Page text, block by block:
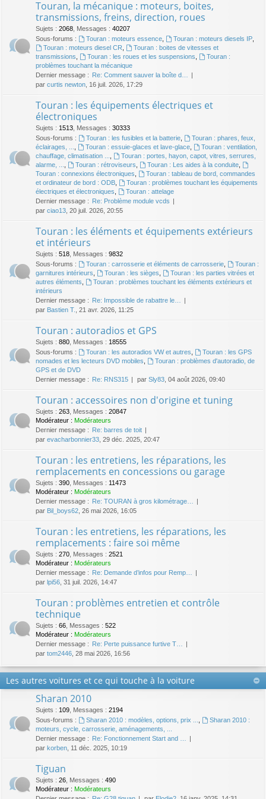
Touran, la mécanique : moteurs, boites,
transmissions, freins, direction, roues
Sujets : 2068 Messages : 40207
Sous-forums :
Touran : moteurs essence, Touran : moteurs diesels IP,
Touran : moteurs diesel CR
Touran : boites de vitesses et
transmissions
Touran : les roues et les suspensions
Touran :
problèmes touchant la mécanique
Dernier message :
Re: Comment sauver la boîte d…
par curtis newton , 16 juil. 2026, 17:29
Touran : les équipements électriques et
électroniques
Sujets : 1513 Messages : 30333
Sous-forums :
Touran : les fusibles et la batterie,
Touran : phares, feux,
éclairages, ...
Touran : essuie-glaces et lave-glace,
Touran : ventilation,
chauffage, climatisation ...
Touran : portes, hayon, capot, vitres, serrures,
alarme, ...
Touran : rétroviseurs Touran : Les aides à la conduite,
Touran : connexions électroniques
Touran : tableau de bord, commandes
et ordinateur de bord : ODB
Touran : problèmes touchant les équipements
électriques et électroniques
Touran : attelage
Dernier message :
Re: Problème module vcds
par ciao13 , 20 juil. 2026, 20:55
Touran : les éléments et équipements extérieurs
et intérieurs
Sujets : 518 Messages : 9832
Sous-forums :
Touran : carrosserie et éléments de carrosserie,
Touran :
garnitures intérieurs
Touran : les sièges
Touran : les parties vitrées et
autres éléments
Touran : problèmes touchant les éléments extérieurs et
intérieurs
Dernier message :
Re: Impossible de rabattre le…
par Bastien T. , 21 avr. 2026, 11:25
Touran : autoradios et GPS
Sujets : 880 Messages : 18555
Sous-forums :
Touran : les autoradios VW et autres
Touran : les GPS
nomades et les lecteurs DVD mobiles
Touran : problèmes d'autoradio, de
GPS et de DVD
Dernier message :
Re: RNS315 par Sly83 , 04 août 2026, 09:40
Touran : accessoires non d'origine et tuning
Sujets : 263 Messages : 20847
Modérateur : Modérateurs
Dernier message :
Re: barres de toit
par evacharbonnier33 , 29 déc. 2025, 20:47
Touran : les entretiens, les réparations, les
remplacements en concessions ou garage
Sujets : 390 Messages : 11473
Modérateur : Modérateurs
Dernier message :
Re: TOURAN à gros kilométrage…
par Bil_boys62 , 26 mai 2026, 16:05
Touran : les entretiens, les réparations, les
remplacements : faire soi même
Sujets : 270 Messages : 2521
Modérateur : Modérateurs
Dernier message :
Re: Demande d’infos pour Remp…
par lpi56 , 31 juil. 2026, 14:47
Touran : problèmes entretien et contrôle
technique
Sujets : 66 Messages : 522
Modérateur : Modérateurs
Dernier message :
Re: Perte puissance furtive T…
par tom2446 , 28 mai 2026, 16:56
Les autres voitures et ce qui touche à la voiture
Sharan 2010
Sujets : 109 Messages : 2194
Sous-forums :
Sharan 2010 : modèles, options, prix ...
Sharan 2010 :
moteurs, cycle, carrosserie, aménagements, ...
Dernier message :
Re: Fonctionnement Start and …
par korben , 11 déc. 2025, 10:19
Tiguan
Sujets : 26 Messages : 490
Modérateur : Modérateurs